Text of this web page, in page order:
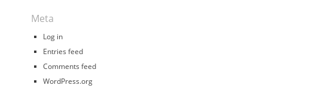
Meta
Log in
Entries feed
Comments feed
WordPress.org